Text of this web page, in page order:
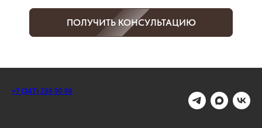
ПОЛУЧИТЬ КОНСУЛЬТАЦИЮ
+7 (347) 298 90 98